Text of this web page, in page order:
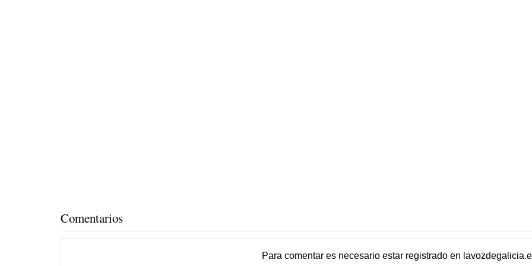
Comentarios
Para comentar es necesario estar registradoen